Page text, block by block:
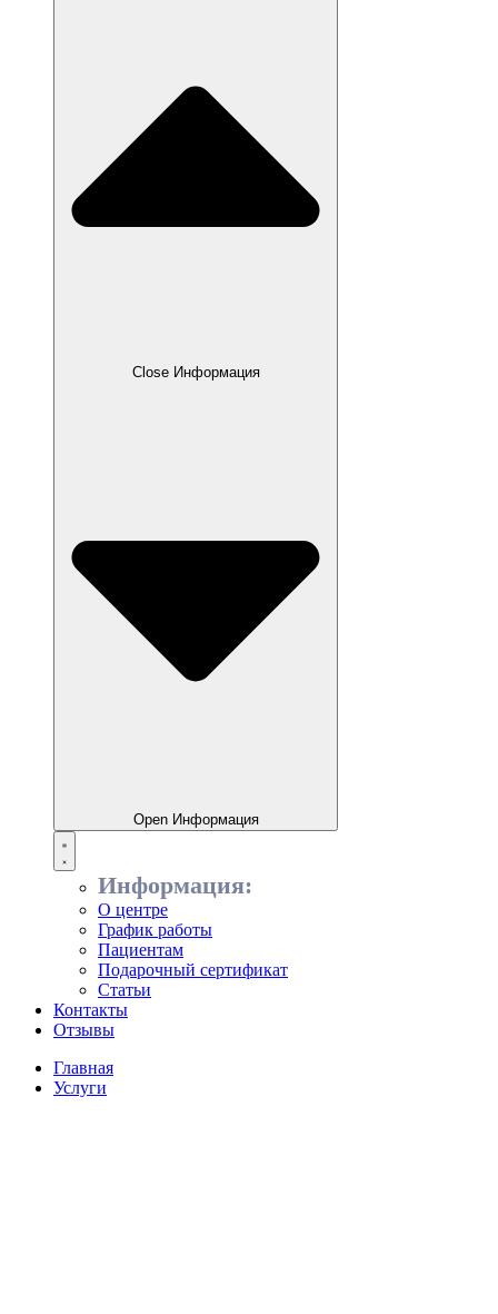
Close Информация
Open Информация
Информация:
О центре
График работы
Пациентам
Подарочный сертификат
Статьи
Контакты
Отзывы
Главная
Услуги